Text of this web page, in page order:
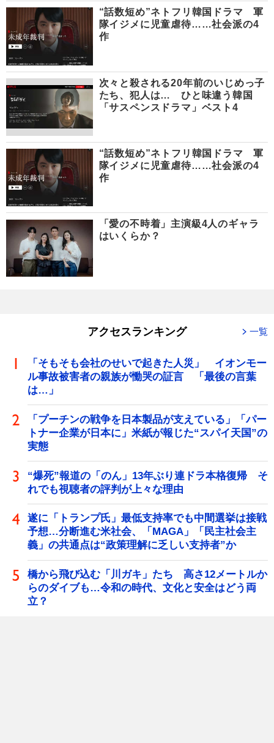
“話数短め”ネトフリ韓国ドラマ 軍
隊イジメに児童虐待……社会派の4
作
次々と殺される20年前のいじめっ子
たち、犯人は… ひと味違う韓国
「サスペンスドラマ」ベスト4
“話数短め”ネトフリ韓国ドラマ 軍
隊イジメに児童虐待……社会派の4
作
「愛の不時着」主演級4人のギャラ
はいくらか？
アクセスランキング 一覧
「そもそも会社のせいで起きた人災」 イオンモー
ル事故被害者の親族が慟哭の証言 「最後の言葉
は…」
「プーチンの戦争を日本製品が支えている」「パー
トナー企業が日本に」米紙が報じた“スパイ天国”の
実態
“爆死”報道の「のん」13年ぶり連ドラ本格復帰 そ
れでも視聴者の評判が上々な理由
遂に「トランプ氏」最低支持率でも中間選挙は接戦
予想…分断進む米社会、「MAGA」「民主社会主
義」の共通点は“政策理解に乏しい支持者”か
橋から飛び込む「川ガキ」たち 高さ12メートルか
らのダイブも…令和の時代、文化と安全はどう両
立？